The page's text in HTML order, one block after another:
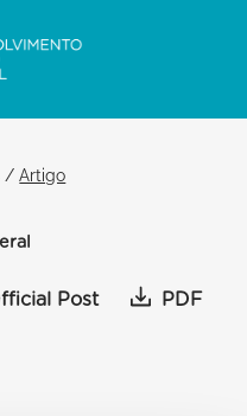
/Artigo
Post PDF